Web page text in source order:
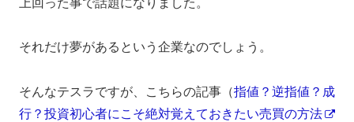
それだけ夢があるという企業なのでしょう。
そんなテスラですが、こちらの記事（指値？逆指値？成
行？投資初心者にこそ絶対覚えておきたい売買の方法